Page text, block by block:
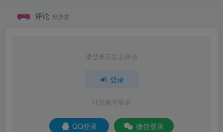
评论 抢沙发
请登录后发表评论
登录
社交账号登录
QQ登录 微信登录